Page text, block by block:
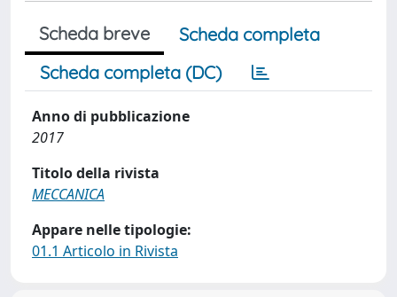
Scheda breve
Scheda completa
Scheda completa (DC)
Anno di pubblicazione
2017
Titolo della rivista
MECCANICA
Appare nelle tipologie:
01.1 Articolo in Rivista